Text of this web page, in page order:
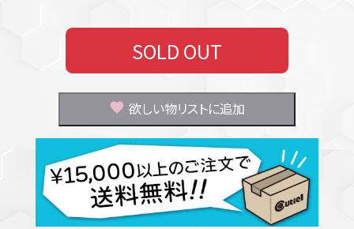
SOLD OUT
欲しい物リストに追加